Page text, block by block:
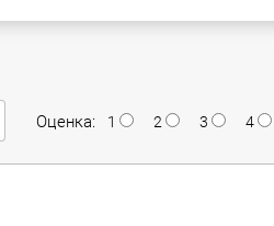
Оценка: 1 2 3 4